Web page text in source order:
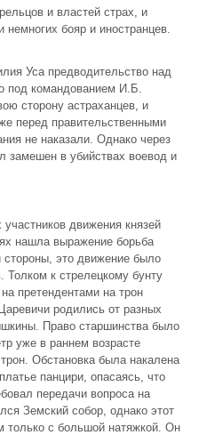
и властей страх, и
бояр и иностранцев.
Уса предводительство над
под командованием И.Б.
сторону астраханцев, и
перед правительственными
не наказали. Однако через
замешен в убийствах воевод и
движения князей
нашла выражение борьба
стороны, это движение было
Толком к стрелецкому бунту
претендентами на трон
родились от разных
Право старшинства было
уже в раннем возрасте
Обстановка была накалена
панцири, опасаясь, что
передачи вопроса на
Земский собор, однако этот
только с большой натяжкой. Он